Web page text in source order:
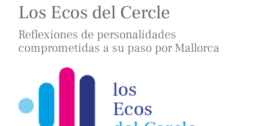
Los Ecos del Cercle
Reflexiones de personalidades
comprometidas a su paso por Mallorca